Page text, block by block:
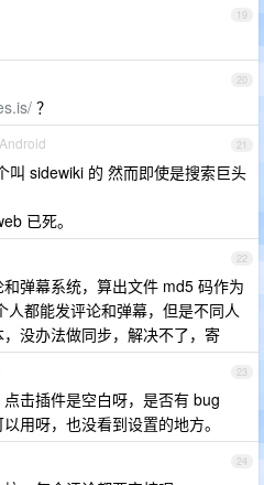
19
20
？
21
叫 sidewiki 的 然而即使是搜索巨头
已死。
22
弹幕系统，算出文件 md5 码作为
人都能发评论和弹幕，但是不同人
没办法做同步，解决不了，寄
23
击插件是空白呀，是否有 bug
用呀，也没看到设置的地方。
24